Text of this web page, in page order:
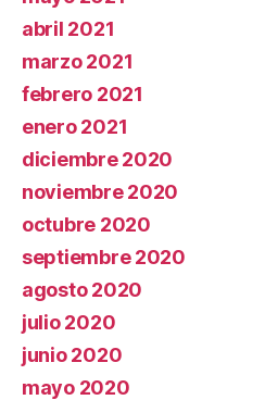
abril 2021
marzo 2021
febrero 2021
enero 2021
diciembre 2020
noviembre 2020
octubre 2020
septiembre 2020
agosto 2020
julio 2020
junio 2020
mayo 2020